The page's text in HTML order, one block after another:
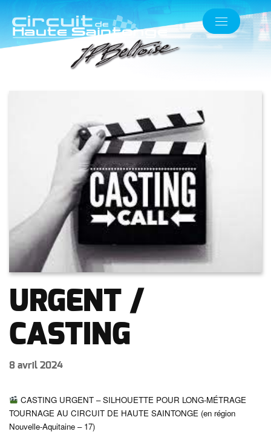
URGENT /
CASTING
8 avril 2024
CASTING URGENT – SILHOUETTE POUR LONG-MÉTRAGE
TOURNAGE AU CIRCUIT DE HAUTE SAINTONGE (en région
Nouvelle-Aquitaine – 17)